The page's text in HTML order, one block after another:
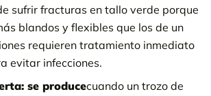
sufrir fracturas en tallo verde porque
blandos y flexibles que los de un
requieren tratamiento inmediato
evitar infecciones.
se producecuando un trozo de